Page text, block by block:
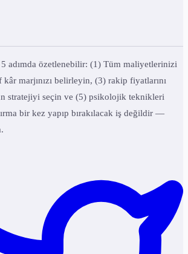
adımda özetlenebilir: (1) Tüm maliyetlerinizi
kâr marjınızı belirleyin, (3) rakip fiyatlarını
stratejiyi seçin ve (5) psikolojik teknikleri
bir kez yapıp bırakılacak iş değildir —